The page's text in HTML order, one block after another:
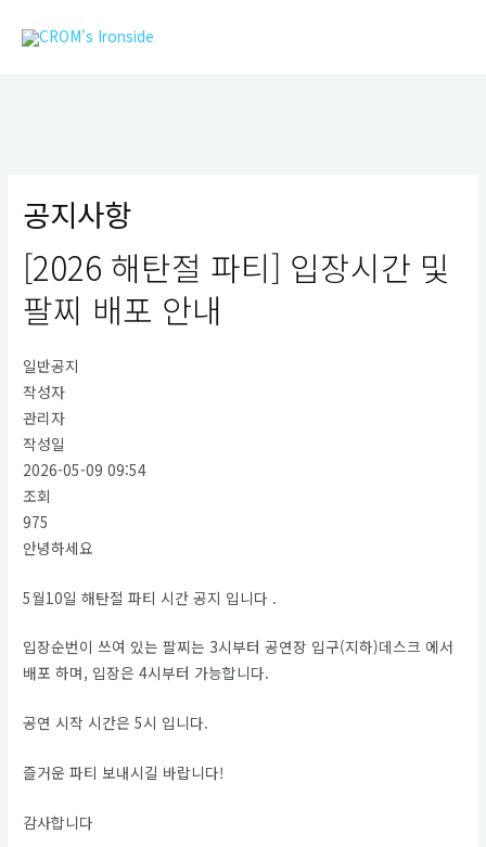
공지사항
[2026 해탄절 파티] 입장시간 및
팔찌 배포 안내
일반공지
작성자
관리자
작성일
2026-05-09 09:54
조회
975
안녕하세요
5월10일 해탄절 파티 시간 공지 입니다 .
입장순번이 쓰여 있는 팔찌는 3시부터 공연장 입구(지하)데스크 에서
배포 하며, 입장은 4시부터 가능합니다.
공연 시작 시간은 5시 입니다.
즐거운 파티 보내시길 바랍니다!
감사합니다